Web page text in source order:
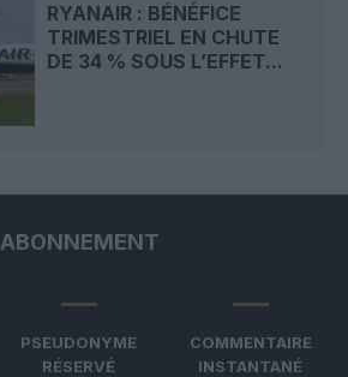
RYANAIR : BÉNÉFICE
TRIMESTRIEL EN CHUTE
DE 34 % SOUS L’EFFET...
ABONNEMENT
PSEUDONYME
RÉSERVÉ
COMMENTAIRE
INSTANTANÉ